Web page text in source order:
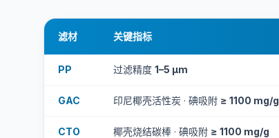
滤材 关键指标
PP 过滤精度 1–5 μm
GAC 印尼椰壳活性炭 · 碘吸附 ≥ 1100 mg/g
CTO 椰壳烧结碳棒 · 碘吸附 ≥ 1100 mg/g